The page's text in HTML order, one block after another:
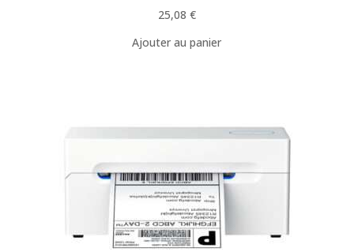
25,08 €
Ajouter au panier